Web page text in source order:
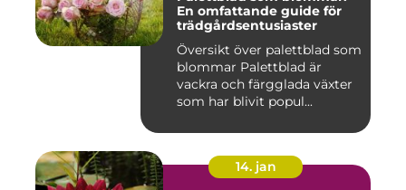
En omfattande guide för
trädgårdsentusiaster
Översikt över palettblad som
blommar Palettblad är
vackra och färgglada växter
som har blivit popul...
14. jan